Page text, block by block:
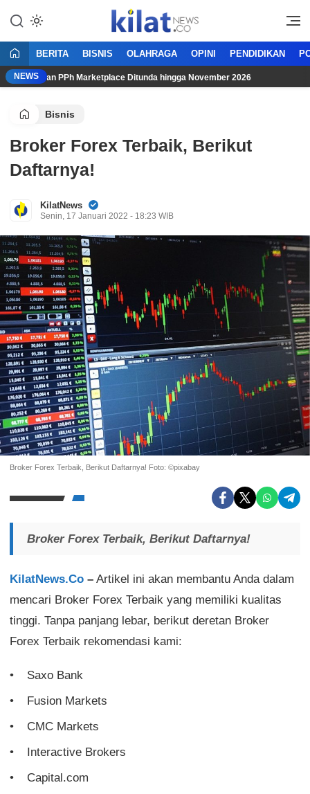
KilatNews.co
Mencerdaskan Anak Bangsa
BERITA BISNIS OLAHRAGA OPINI PENDIDIKAN
NEWSPPh Marketplace Ditunda hingga November 2026
Bisnis
Broker Forex Terbaik, Berikut
Daftarnya!
KilatNews
Senin, 17 Januari 2022 - 18:23 WIB
Broker Forex Terbaik, Berikut Daftarnya! Foto: ©pixabay
Broker Forex Terbaik, Berikut Daftarnya!
KilatNews.Co – Artikel ini akan membantu Anda dalam
mencari Broker Forex Terbaik yang memiliki kualitas
tinggi. Tanpa panjang lebar, berikut deretan Broker
Forex Terbaik rekomendasi kami:
Saxo Bank
Fusion Markets
CMC Markets
Interactive Brokers
Capital.com